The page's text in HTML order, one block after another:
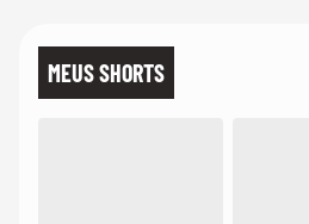
MEUS SHORTS